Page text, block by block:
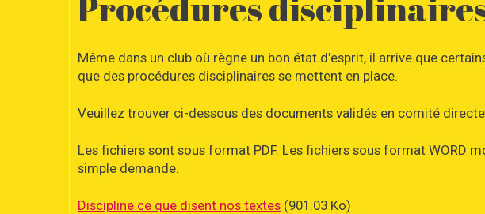
Même dans un club où règne un bon état d'esprit, il arrive que
que des procédures disciplinaires se mettent en place.
Veuillez trouver ci-dessous des documents validés en comité
Les fichiers sont sous format PDF. Les fichiers sous format WORD
simple demande.
Discipline ce que disent nos textes (901.03 Ko)